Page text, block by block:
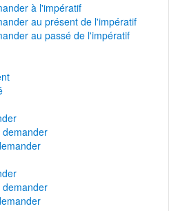
à l'impératif
au présent de l'impératif
au passé de l'impératif
demander